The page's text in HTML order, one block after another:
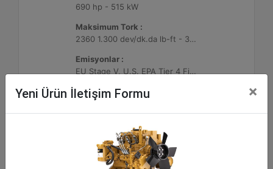
690 hp - 515 kW
Maksimum Tork :
2360 1.300 dev/dk.da lb-ft - 3200 1.300 dev/dk.da Nm
Emisyonlar :
EU Stage V, U.S. EPA Tier 4 Final, Korea Stage V, Japan 2014, China NRIV
Detay Teklif Al
Yeni Ürün İletişim Formu ×